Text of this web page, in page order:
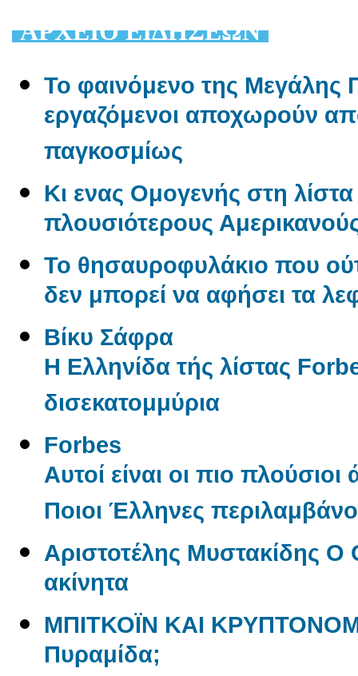
AΡΧΕΙΟ ΕΙΔΗΣΕΩΝ
Το φαινόμενο της Μεγάλης
εργαζόμενοι αποχωρούν
παγκοσμίως
Κι ενας Ομογενής στη
πλουσιότερους
Το θησαυροφυλάκιο που
δεν μπορεί να αφήσει τα
Βίκυ Σάφρα
Η Ελληνίδα τής λίστας
δισεκατομμύρια
Forbes
Αυτοί είναι οι πιο
Ποιοι Έλληνες
Αριστοτέλης Μυστακίδης
ακίνητα
ΜΠΙΤΚΟΪΝ ΚΑΙ
Πυραμίδα;